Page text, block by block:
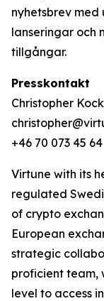
nyhetsbrev
lanseringar och
tillgångar.
Presskontakt
Christopher
+46 70 073 45 64
Virtune with its
regulated
of crypto
European
strategic
proficient team,
level to access